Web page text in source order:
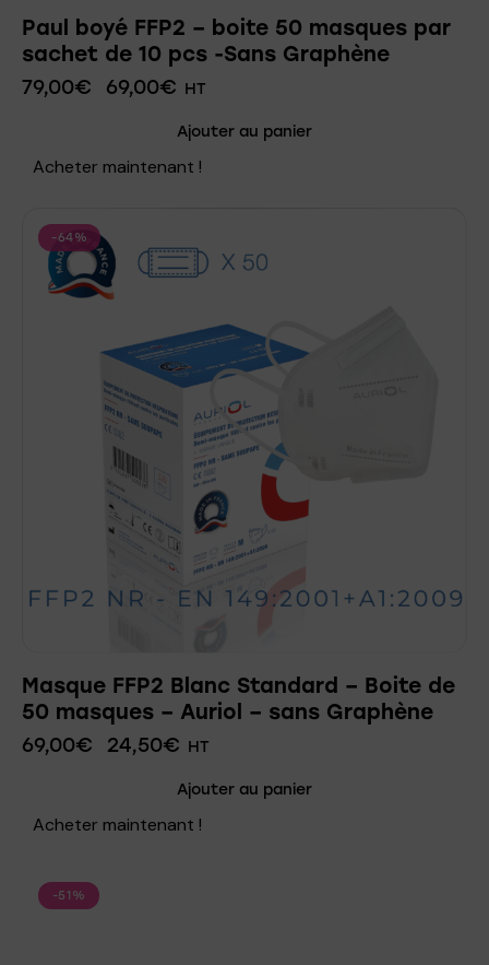
Paul boyé FFP2 – boite 50 masques par
sachet de 10 pcs -Sans Graphène
79,00€ 69,00€ HT
Ajouter au panier
Acheter maintenant !
-64%
Masque FFP2 Blanc Standard – Boite de
50 masques – Auriol – sans Graphène
69,00€ 24,50€ HT
Ajouter au panier
Acheter maintenant !
-51%